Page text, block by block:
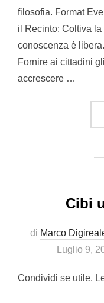
filosofia. Format
il Recinto: Coltiva
conoscenza è
Fornire ai cittadini
accrescere …
Cibi
di Marco
Luglio 9,
Condividi se utile.